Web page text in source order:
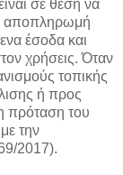
σε θέση να
αποπληρωμή
έσοδα και
χρήσεις. Όταν
τοπικής
ή προς
πρόταση του
την
2017).